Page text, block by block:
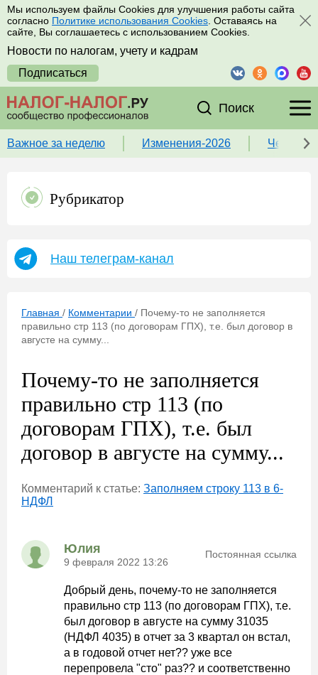
Мы используем файлы Cookies для улучшения работы сайта
согласно Политике использования Cookies . Оставаясь на
сайте, Вы соглашаетесь с использованием Cookies.
Новости по налогам, учету и кадрам
Подписаться
Поиск
Важное за неделю Изменения-2026 Чек-
Рубрикатор
Наш телеграм-канал
Главная / Комментарии / Почему-то не заполняется
правильно стр 113 (по договорам ГПХ), т.е. был договор в
августе на сумму...
Почему-то не заполняется
правильно стр 113 (по
договорам ГПХ), т.е. был
договор в августе на сумму...
Комментарий к статье: Заполняем строку 113 в 6-
НДФЛ
Юлия
9 февраля 2022 13:26
Постоянная ссылка
Добрый день, почему-то не заполняется
правильно стр 113 (по договорам ГПХ), т.е.
был договор в августе на сумму 31035
(НДФЛ 4035) в отчет за 3 квартал он встал,
а в годовой отчет нет?? уже все
перепровела "сто" раз?? и соответственно